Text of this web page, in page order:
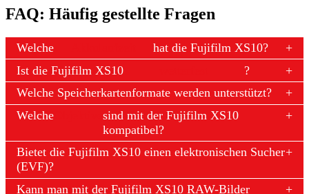
FAQ: Häufig gestellte Fragen
Welche
hat die Fujifilm XS10?
Ist die Fujifilm XS10
?
Welche Speicherkartenformate werden unterstützt?
Welche
sind mit der Fujifilm XS10
kompatibel?
Bietet die Fujifilm XS10 einen elektronischen Sucher
(EVF)?
Kann man mit der Fujifilm XS10 RAW-Bilder